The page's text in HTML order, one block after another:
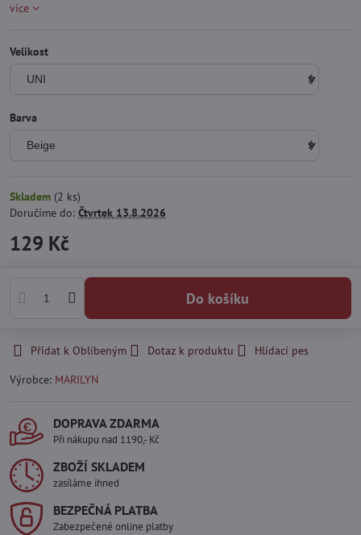
více
Velikost
Barva
Skladem (2 ks)
Doručíme do: Čtvrtek 13.8.2026
129 Kč
Do košíku
Přidat k Oblíbeným Dotaz k produktu
Hlídací pes
Výrobce: MARILYN
DOPRAVA ZDARMA
Při nákupu nad 1190,- Kč
ZBOŽÍ SKLADEM
zasíláme ihned
BEZPEČNÁ PLATBA
Zabezpečené online platby